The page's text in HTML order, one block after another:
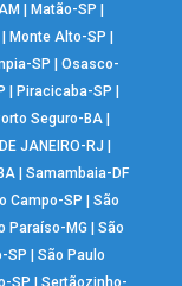
Matão-SP
Monte Alto-SP
SP |Osasco-
Piracicaba-SP
Seguro-BA
JANEIRO-RJ
| Samambaia-DF
Campo-SP |São
Paraíso-MG |São
SP |São Paulo